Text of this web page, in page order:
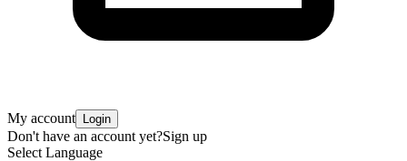
My account Login
Don't have an account yet?Sign up
Select Language